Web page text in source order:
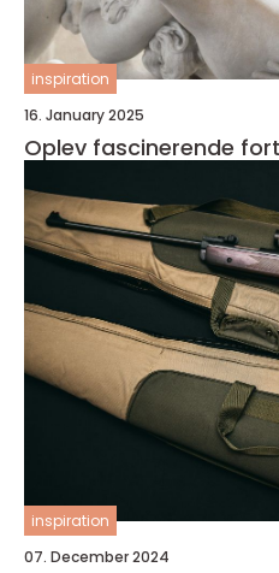
inspiration
16. January 2025
Oplev fascinerende
inspiration
07. December 2024